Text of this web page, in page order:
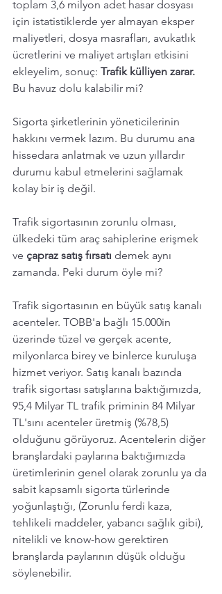
toplam 3,6 milyon adet hasar dosyası
için istatistiklerde yer almayan eksper
maliyetleri, dosya masrafları, avukatlık
ücretlerini ve maliyet artışları etkisini
ekleyelim, sonuç: Trafik külliyen zarar.
Bu havuz dolu kalabilir mi?
Sigorta şirketlerinin yöneticilerinin
hakkını vermek lazım. Bu durumu ana
hissedara anlatmak ve uzun yıllardır
durumu kabul etmelerini sağlamak
kolay bir iş değil.
Trafik sigortasının zorunlu olması,
ülkedeki tüm araç sahiplerine erişmek
ve çapraz satış fırsatı demek aynı
zamanda. Peki durum öyle mi?
Trafik sigortasının en büyük satış kanalı
acenteler. TOBB'a bağlı 15.000in
üzerinde tüzel ve gerçek acente,
milyonlarca birey ve binlerce kuruluşa
hizmet veriyor. Satış kanalı bazında
trafik sigortası satışlarına baktığımızda,
95,4 Milyar TL trafik priminin 84 Milyar
TL'sını acenteler üretmiş (%78,5)
olduğunu görüyoruz. Acentelerin diğer
branşlardaki paylarına baktığımızda
üretimlerinin genel olarak zorunlu ya da
sabit kapsamlı sigorta türlerinde
yoğunlaştığı, (Zorunlu ferdi kaza,
tehlikeli maddeler, yabancı sağlık gibi),
nitelikli ve know-how gerektiren
branşlarda paylarının düşük olduğu
söylenebilir.